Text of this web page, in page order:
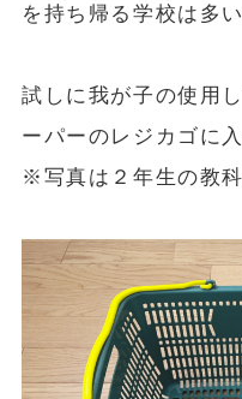
を持ち帰る学校は多
試しに我が子の使用
ーパーのレジカゴに
※写真は２年生の教